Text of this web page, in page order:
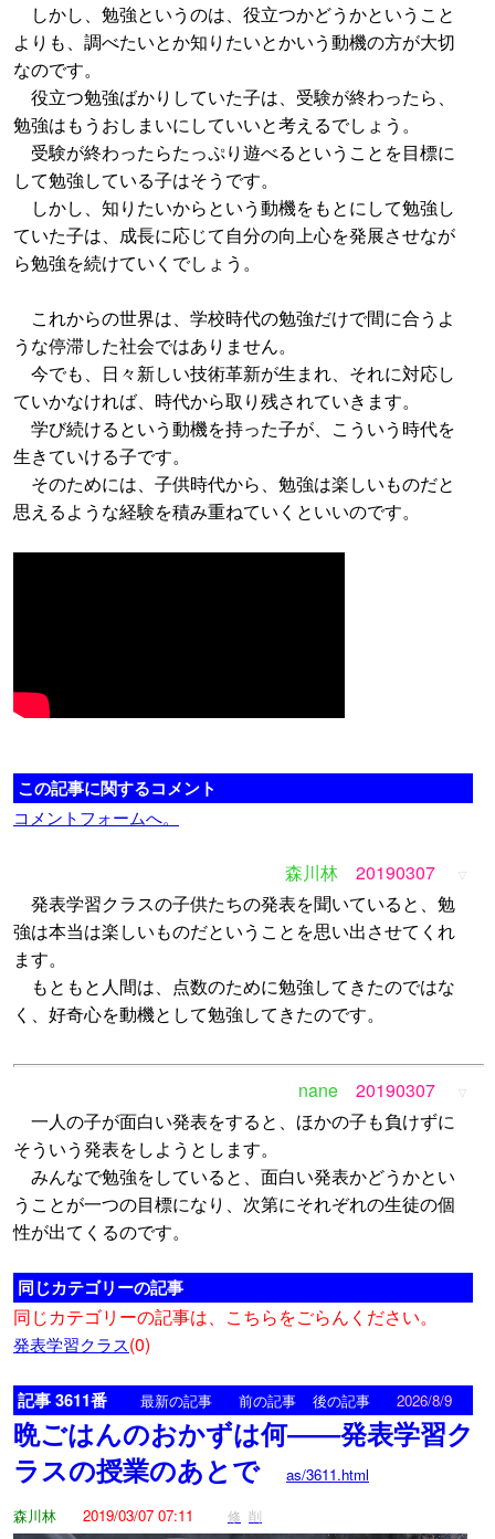
しかし、勉強というのは、役立つかどうかということ
よりも、調べたいとか知りたいとかいう動機の方が大切
なのです。
役立つ勉強ばかりしていた子は、受験が終わったら、
勉強はもうおしまいにしていいと考えるでしょう。
受験が終わったらたっぷり遊べるということを目標に
して勉強している子はそうです。
しかし、知りたいからという動機をもとにして勉強し
ていた子は、成長に応じて自分の向上心を発展させなが
ら勉強を続けていくでしょう。
これからの世界は、学校時代の勉強だけで間に合うよ
うな停滞した社会ではありません。
今でも、日々新しい技術革新が生まれ、それに対応し
ていかなければ、時代から取り残されていきます。
学び続けるという動機を持った子が、こういう時代を
生きていける子です。
そのためには、子供時代から、勉強は楽しいものだと
思えるような経験を積み重ねていくといいのです。
この記事に関するコメント
コメントフォームへ。
森川林 20190307 ▽
発表学習クラスの子供たちの発表を聞いていると、勉
強は本当は楽しいものだということを思い出させてくれ
ます。
もともと人間は、点数のために勉強してきたのではな
く、好奇心を動機として勉強してきたのです。
nane 20190307 ▽
一人の子が面白い発表をすると、ほかの子も負けずに
そういう発表をしようとします。
みんなで勉強をしていると、面白い発表かどうかとい
うことが一つの目標になり、次第にそれぞれの生徒の個
性が出てくるのです。
同じカテゴリーの記事
同じカテゴリーの記事は、こちらをごらんください。
発表学習クラス(0)
記事 3611番 最新の記事 前の記事 後の記事 2026/8/9
晩ごはんのおかずは何――発表学習ク
ラスの授業のあとで
as/3611.html
森川林
2019/03/07 07:11 修 削